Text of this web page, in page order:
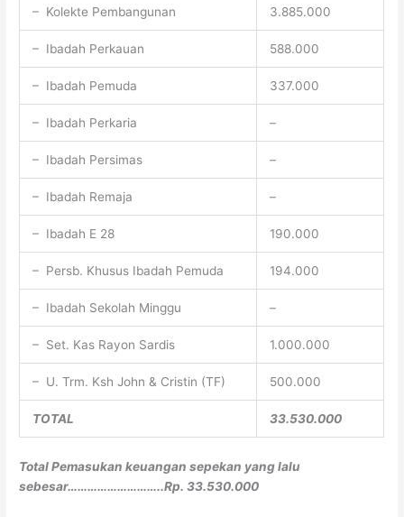
– Kolekte Pembangunan 3.885.000
– Ibadah Perkauan 588.000
– Ibadah Pemuda 337.000
– Ibadah Perkaria –
– Ibadah Persimas –
– Ibadah Remaja –
– Ibadah E 28 190.000
– Persb. Khusus Ibadah Pemuda 194.000
– Ibadah Sekolah Minggu –
– Set. Kas Rayon Sardis 1.000.000
– U. Trm. Ksh John & Cristin (TF) 500.000
TOTAL 33.530.000
Total Pemasukan keuangan sepekan yang lalu
sebesar………………………..Rp. 33.530.000